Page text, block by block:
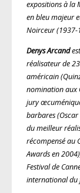
expositions à la
en bleu majeur
Noirceur (1937-
Denys Arcand
réalisateur de
américain
nomination aux
jury
barbares
du meilleur
récompensé au
Awards en
Festival de
international du